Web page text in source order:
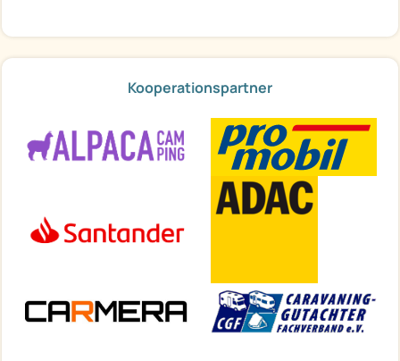
Kooperationspartner